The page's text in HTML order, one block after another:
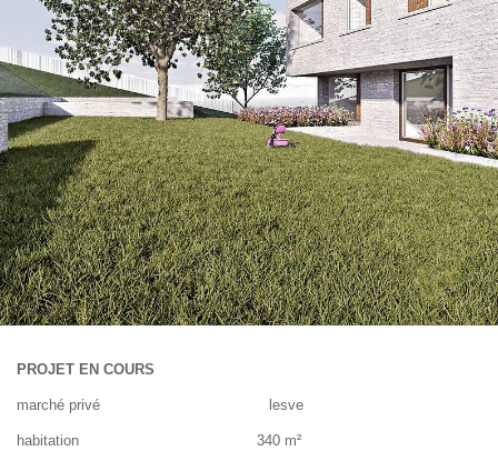
PROJET EN COURS
marché privé lesve
habitation 340 m²